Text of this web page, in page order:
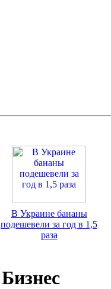
В Украине бананы
подешевели за год в 1,5
раза
Бизнес